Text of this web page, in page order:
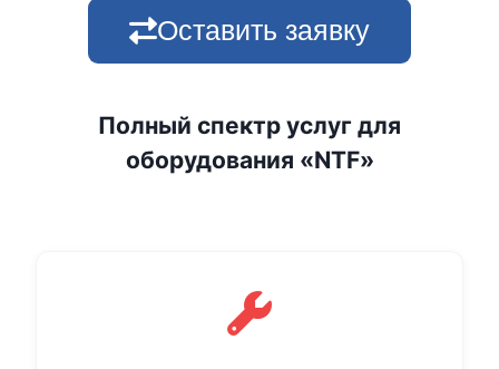
Оставить заявку
Полный спектр услуг для
оборудования «NTF»